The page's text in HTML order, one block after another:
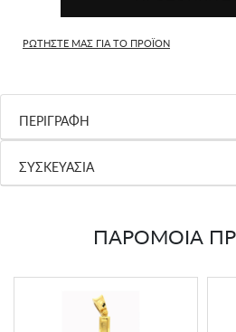
ΡΩΤΗΣΤΕ ΜΑΣ ΓΙΑ ΤΟ ΠΡΟΪΟΝ
ΠΕΡΙΓΡΑΦΗ
ΣΥΣΚΕΥΑΣΙΑ
ΠΑΡΟΜΟΙΑ